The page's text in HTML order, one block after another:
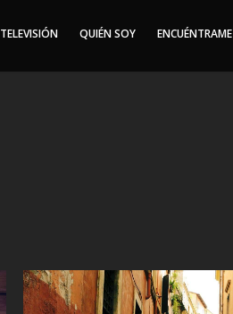
TELEVISIÓN QUIÉN SOY ENCUÉNTRAME